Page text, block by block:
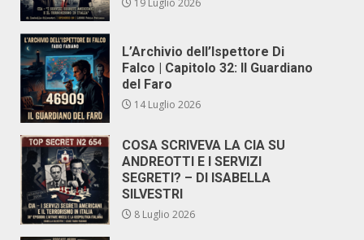
19 Luglio 2026
L’Archivio dell’Ispettore Di
Falco | Capitolo 32: Il Guardiano
del Faro
14 Luglio 2026
COSA SCRIVEVA LA CIA SU
ANDREOTTI E I SERVIZI
SEGRETI? – DI ISABELLA
SILVESTRI
8 Luglio 2026